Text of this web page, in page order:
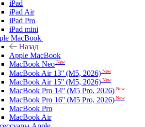
iPad
iPad Air
iPad Pro
iPad mini
MacBook
Назад
Apple MacBook
MacBook Neo New
MacBook Air 13'' (M5, 2026) New
MacBook Air 15'' (M5, 2026) New
MacBook Pro 14'' (M5 Pro, 2026) New
MacBook Pro 16'' (M5 Pro, 2026) New
MacBook Pro
MacBook Air